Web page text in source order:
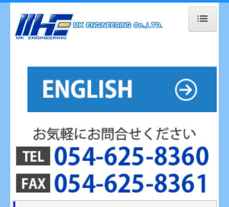
会社案内
製品紹介
A.冷凍鮮魚用バンドソー
B.魚類加工機械
C.解凍機
D.凍結機